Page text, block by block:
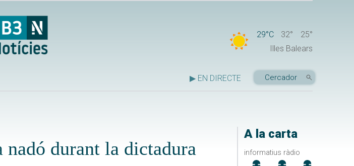
29°C 32°
25°
Illes Balears
▶ EN DIRECTE
A la carta
informatius ràdio
nadó durant la dictadura